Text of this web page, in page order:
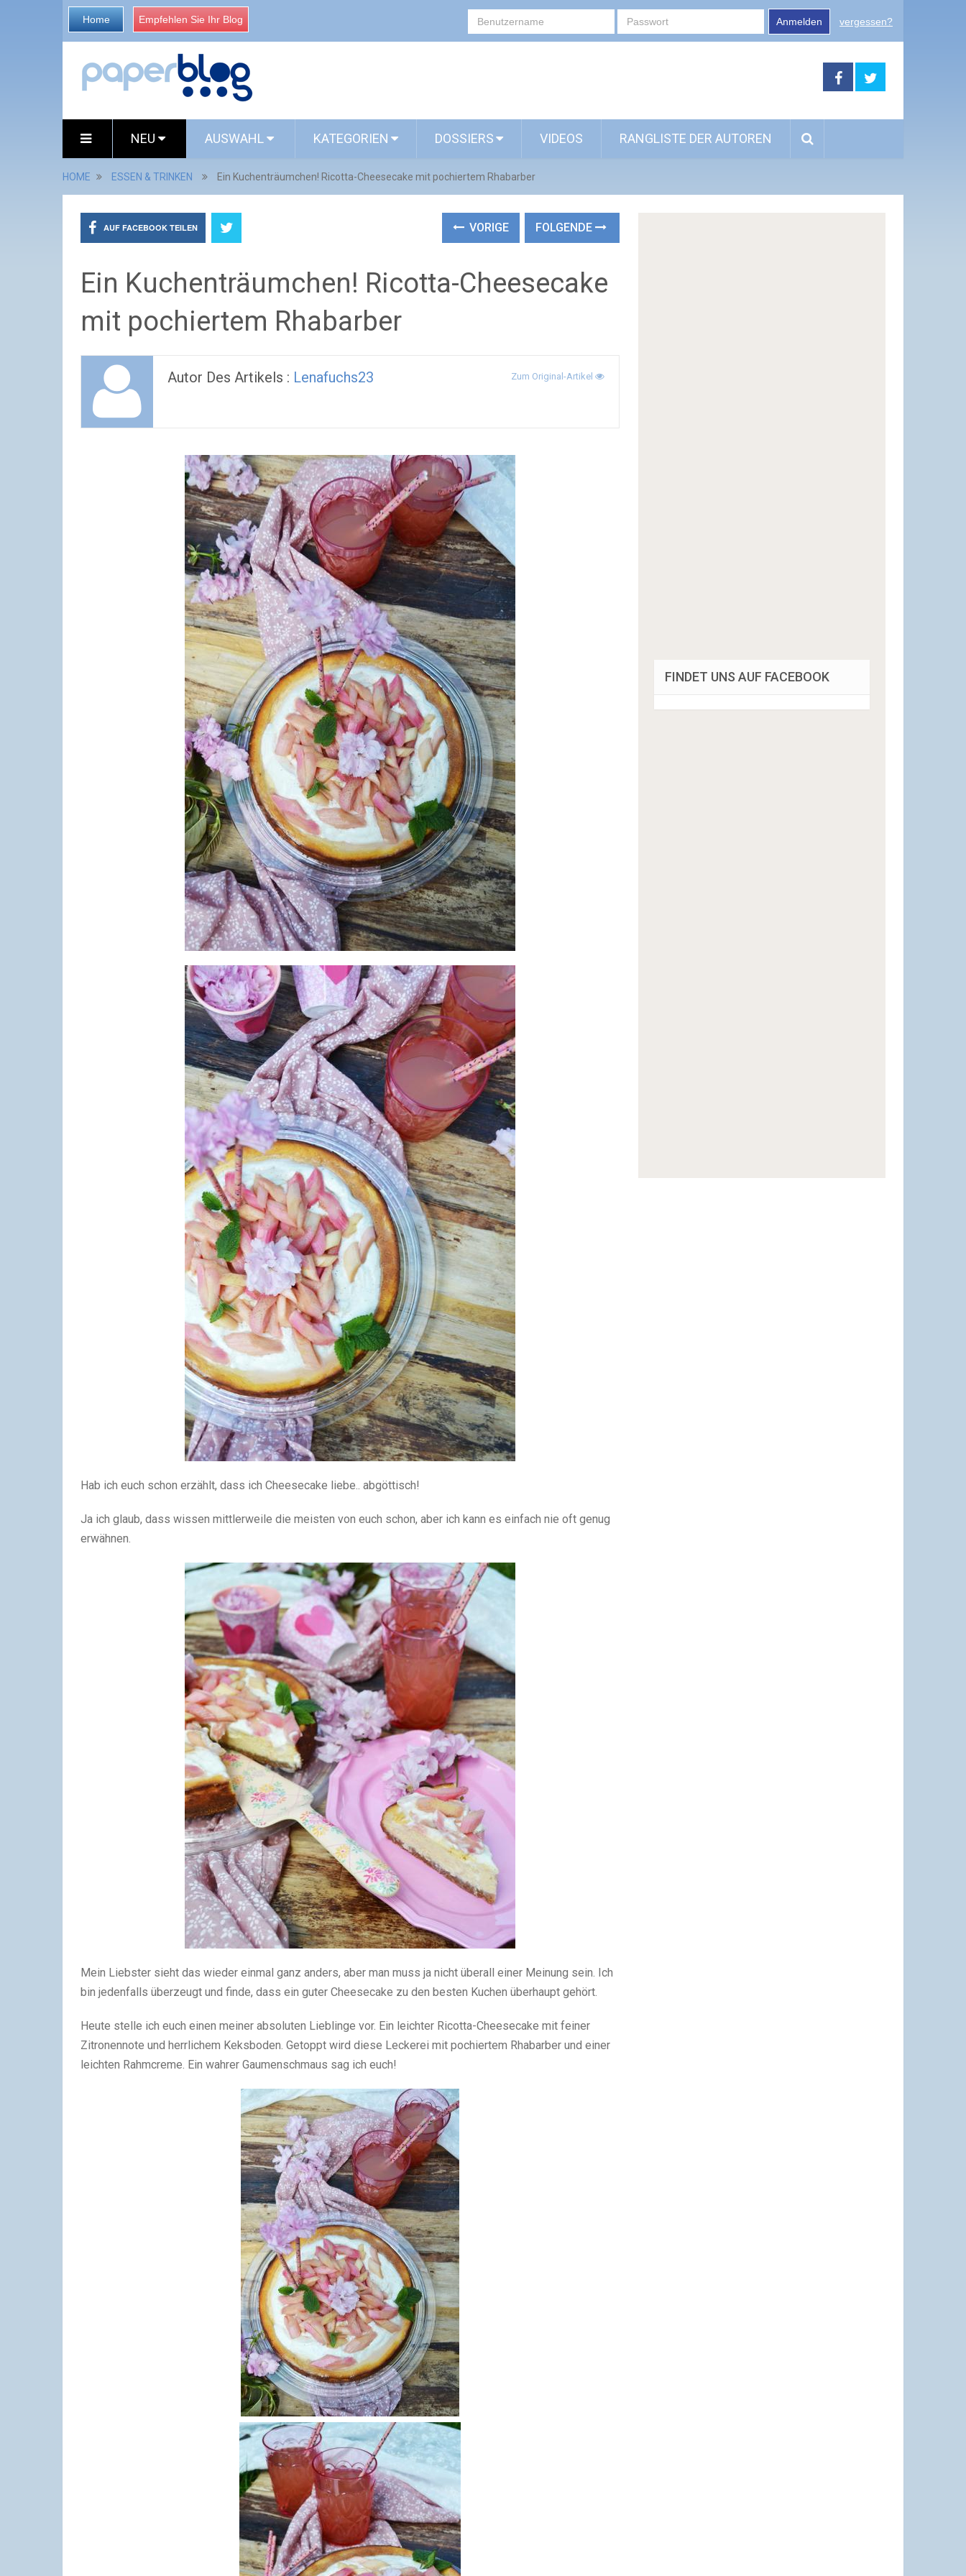
Home Empfehlen Sie Ihr Blog Anmelden vergessen?
NEU AUSWAHL KATEGORIEN DOSSIERS VIDEOS RANGLISTE DER AUTOREN
HOME ESSEN & TRINKEN Ein Kuchenträumchen! Ricotta-Cheesecake mit pochiertem Rhabarber
AUF FACEBOOK TEILEN VORIGE FOLGENDE
Ein Kuchenträumchen! Ricotta-Cheesecake
mit pochiertem Rhabarber
Autor Des Artikels : Lenafuchs23 Zum Original-Artikel
Hab ich euch schon erzählt, dass ich Cheesecake liebe.. abgöttisch!
Ja ich glaub, dass wissen mittlerweile die meisten von euch schon, aber ich kann es einfach nie oft genug
erwähnen.
Mein Liebster sieht das wieder einmal ganz anders, aber man muss ja nicht überall einer Meinung sein. Ich
bin jedenfalls überzeugt und finde, dass ein guter Cheesecake zu den besten Kuchen überhaupt gehört.
Heute stelle ich euch einen meiner absoluten Lieblinge vor. Ein leichter Ricotta-Cheesecake mit feiner
Zitronennote und herrlichem Keksboden. Getoppt wird diese Leckerei mit pochiertem Rhabarber und einer
leichten Rahmcreme. Ein wahrer Gaumenschmaus sag ich euch!
FINDET UNS AUF FACEBOOK